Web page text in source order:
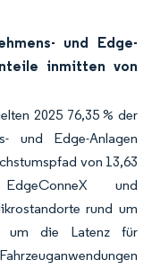
und Edge-
inmitten von
2025 76,35 % der
und Edge-Anlagen
von 13,63
und
rund um
um die Latenz für